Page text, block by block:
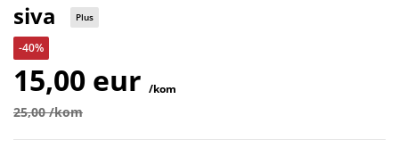
siva
Plus
-40%
15,00 eur /kom
25,00 /kom